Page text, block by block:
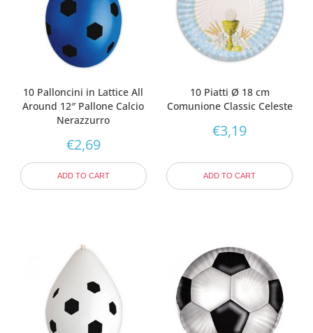
10 Palloncini in Lattice All
Around 12″ Pallone Calcio
Nerazzurro
€2,69
ADD TO CART
10 Piatti Ø 18 cm
Comunione Classic Celeste
€3,19
ADD TO CART